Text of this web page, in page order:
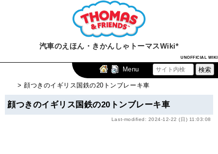
汽車のえほん・きかんしゃトーマスWiki*
UNOFFICIAL WIKI
Menu
> 顔つきのイギリス国鉄の20トンブレーキ車
顔つきのイギリス国鉄の20トンブレーキ車
Last-modified: 2024-12-22 (日) 11:03:08